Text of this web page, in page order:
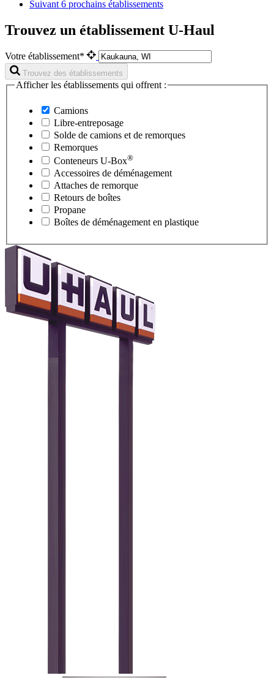
Suivant 6 prochains établissements
Trouvez un établissement U-Haul
Votre établissement*
Trouvez des établissements
Afficher les établissements qui offrent :
Camions
Libre-entreposage
Solde de camions et de remorques
Remorques
Conteneurs U-Box®
Accessoires de déménagement
Attaches de remorque
Retours de boîtes
Propane
Boîtes de déménagement en plastique